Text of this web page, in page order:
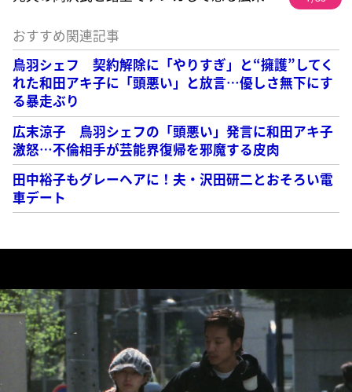
おすすめ関連記事
鳥羽シェフ 契約解除に「やりすぎ」と“擁護”してく
れた和田アキ子に「頭悪い」と放言…優しさ無下にす
る暴走ぶり
広末涼子 鳥羽シェフの「頭悪い」発言に和田アキ子
激怒…不倫相手が芸能界復帰を邪魔する皮肉
田中裕子もグレーヘアに！夫・沢田研二とおそろい電
車デート